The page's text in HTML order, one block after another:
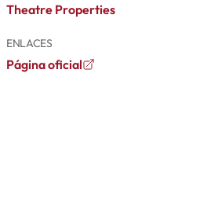
Theatre Properties
ENLACES
Página oficial